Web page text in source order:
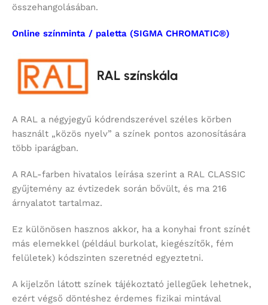
összehangolásában.
Online színminta / paletta (SIGMA CHROMATIC®)
RAL színskála
A RAL a négyjegyű kódrendszerével széles körben
használt „közös nyelv” a színek pontos azonosítására
több iparágban.
A RAL-farben hivatalos leírása szerint a RAL CLASSIC
gyűjtemény az évtizedek során bővült, és ma 216
árnyalatot tartalmaz.
Ez különösen hasznos akkor, ha a konyhai front színét
más elemekkel (például burkolat, kiegészítők, fém
felületek) kódszinten szeretnéd egyeztetni.
A kijelzőn látott színek tájékoztató jellegűek lehetnek,
ezért végső döntéshez érdemes fizikai mintával